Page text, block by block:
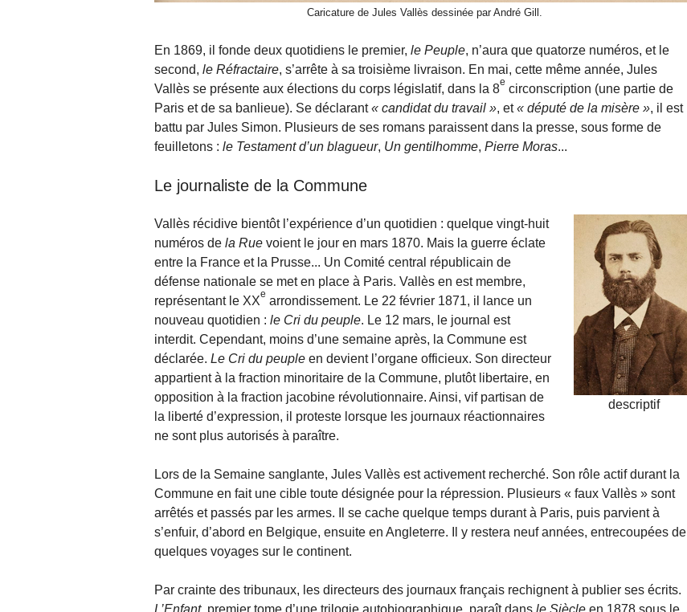
Caricature de Jules Vallès dessinée par André Gill.
En 1869, il fonde deux quotidiens le premier, le Peuple, n’aura que quatorze numéros, et le
second, le Réfractaire, s’arrête à sa troisième livraison. En mai, cette même année, Jules
Vallès se présente aux élections du corps législatif, dans la 8
e
circonscription (une partie de
Paris et de sa banlieue). Se déclarant
candidat du travail , et député de la misère
, il est
battu par Jules Simon. Plusieurs de ses romans paraissent dans la presse, sous forme de
feuilletons : le Testament d’un blagueur, Un gentilhomme, Pierre Moras...
Le journaliste de la Commune
descriptif
Vallès récidive bientôt l’expérience d’un quotidien : quelque vingt-huit
numéros de la Rue voient le jour en mars 1870. Mais la guerre éclate
entre la France et la Prusse... Un Comité central républicain de
défense nationale se met en place à Paris. Vallès en est membre,
représentant le XX
e
arrondissement. Le 22 février 1871, il lance un
nouveau quotidien : le Cri du peuple. Le 12 mars, le journal est
interdit. Cependant, moins d’une semaine après, la Commune est
déclarée. Le Cri du peuple en devient l’organe officieux. Son directeur
appartient à la fraction minoritaire de la Commune, plutôt libertaire, en
opposition à la fraction jacobine révolutionnaire. Ainsi, vif partisan de
la liberté d’expression, il proteste lorsque les journaux réactionnaires
ne sont plus autorisés à paraître.
Lors de la Semaine sanglante, Jules Vallès est activement recherché. Son rôle actif durant la
Commune en fait une cible toute désignée pour la répression. Plusieurs « faux Vallès » sont
arrêtés et passés par les armes. Il se cache quelque temps durant à Paris, puis parvient à
s’enfuir, d’abord en Belgique, ensuite en Angleterre. Il y restera neuf années, entrecoupées de
quelques voyages sur le continent.
Par crainte des tribunaux, les directeurs des journaux français rechignent à publier ses écrits.